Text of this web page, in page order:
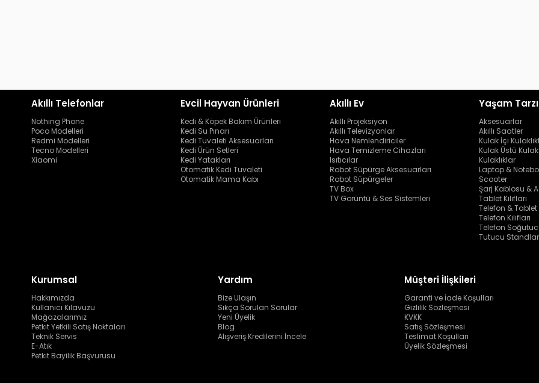
Akıllı Telefonlar
Nothing Phone
Poco Modelleri
Redmi Modelleri
Tecno Modelleri
Xiaomi
Evcil Hayvan Ürünleri
Kedi & Köpek Bakım Ürünleri
Kedi Su Pınarı
Kedi Tuvaleti Aksesuarları
Kedi Ürün Setleri
Kedi Yatakları
Otomatik Kedi Tuvaleti
Otomatik Mama Kabı
Akıllı Ev
Akıllı Projeksiyon
Akıllı Televizyonlar
Hava Nemlendiriciler
Hava Temizleme Cihazları
Isıtıcılar
Robot Süpürge Aksesuarları
Robot Süpürgeler
TV Box
TV Görüntü & Ses Sistemleri
Yaşam Tarzı
Aksesuarlar
Akıllı Saatler
Kulak İçi
Kulak Üstü
Kulaklıklar
Laptop &
Scooter
Şarj Kablosu &
Tablet Kılıfları
Telefon & Tablet
Telefon Kılıfları
Telefon
Tutucu Standlar
Kurumsal
Hakkımızda
Kullanıcı Kılavuzu
Mağazalarımız
Petkit Yetkili Satış Noktaları
Teknik Servis
E-Atık
Petkit Bayilik Başvurusu
Yardım
Bize Ulaşın
Sıkça Sorulan Sorular
Yeni Üyelik
Blog
Alışveriş Kredilerini İncele
Müşteri İlişkileri
Garanti ve İade Koşulları
Gizlilik Sözleşmesi
KVKK
Satış Sözleşmesi
Teslimat Koşulları
Üyelik Sözleşmesi